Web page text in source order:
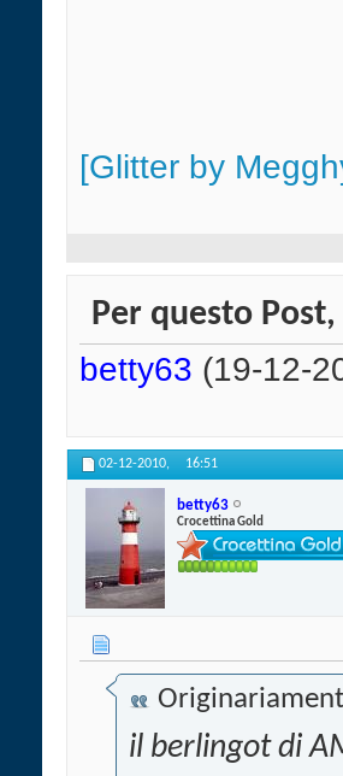
[Glitter by
Per questo
betty63 (19-12-
02-12-2010, 16:51
betty63
Crocettina Gold
il berlingot di